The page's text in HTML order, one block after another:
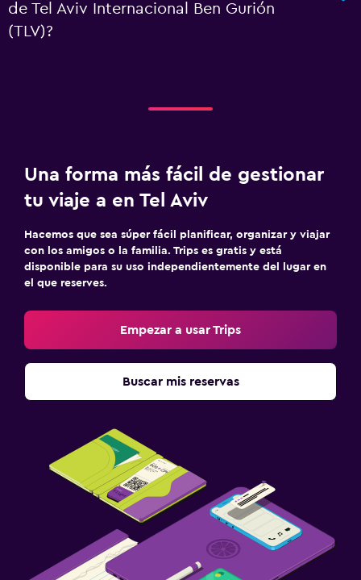
de Tel Aviv Internacional Ben Gurión
(TLV)?
Una forma más fácil de gestionar
tu viaje a en Tel Aviv
Hacemos que sea súper fácil planificar, organizar y viajar
con los amigos o la familia. Trips es gratis y está
disponible para su uso independientemente del lugar en
el que reserves.
Empezar a usar Trips
Buscar mis reservas